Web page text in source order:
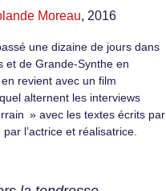
Moreau, 2016
une dizaine de jours dans
et de Grande-Synthe en
revient avec un film
alternent les interviews
» avec les textes écrits par
l’actrice et réalisatrice.